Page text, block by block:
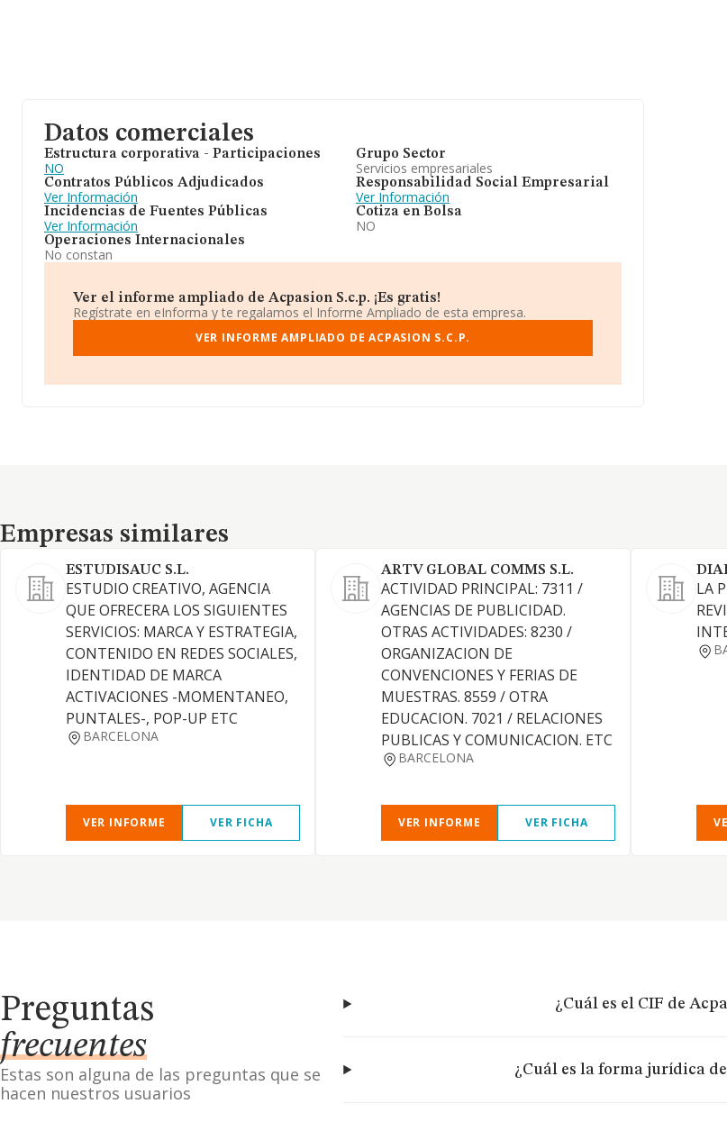
Datos comerciales
Estructura corporativa - Participaciones
NO
Contratos Públicos Adjudicados
Ver Información
Incidencias de Fuentes Públicas
Ver Información
Operaciones Internacionales
No constan
Grupo Sector
Servicios empresariales
Responsabilidad Social Empresarial
Ver Información
Cotiza en Bolsa
NO
Ver el informe ampliado de Acpasion S.c.p. ¡Es gratis!
Regístrate en eInforma y te regalamos el Informe Ampliado de esta empresa.
VER INFORME AMPLIADO DE ACPASION S.C.P.
Empresas similares
Empresas similares
ESTUDISAUC S.L.
ESTUDIO CREATIVO, AGENCIA
QUE OFRECERA LOS SIGUIENTES
SERVICIOS: MARCA Y ESTRATEGIA,
CONTENIDO EN REDES SOCIALES,
IDENTIDAD DE MARCA
ACTIVACIONES -MOMENTANEO,
PUNTALES-, POP-UP ETC
BARCELONA
VER INFORME VER FICHA
ARTV GLOBAL COMMS S.L.
ACTIVIDAD PRINCIPAL: 7311 /
AGENCIAS DE PUBLICIDAD.
OTRAS ACTIVIDADES: 8230 /
ORGANIZACION DE
CONVENCIONES Y FERIAS DE
MUESTRAS. 8559 / OTRA
EDUCACION. 7021 / RELACIONES
PUBLICAS Y COMUNICACION. ETC
BARCELONA
VER INFORME VER FICHA
LA
Preguntas
frecuentes
Estas son alguna de las preguntas que se
hacen nuestros usuarios
¿Cuál es el CIF de
¿Cuál es la forma jurídica